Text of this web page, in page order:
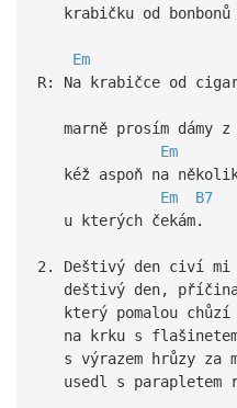
krabičku od bonbonů
Em
R: Na krabičce od
marně prosím dámy
Em
kéž aspoň na
Em
B7
u kterých čekám.
2. Deštivý den civí mi
deštivý den, příčina
který pomalou chůzí
na krku s flašinetem
s výrazem hrůzy za
usedl s parapletem